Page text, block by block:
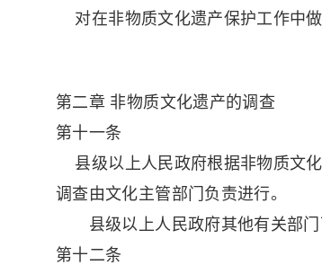
对在非物质文化遗产保护工作中做
第二章 非物质文化遗产的调查
第十一条
县级以上人民政府根据非物质文
调查由文化主管部门负责进行。
县级以上人民政府其他有关部门
第十二条